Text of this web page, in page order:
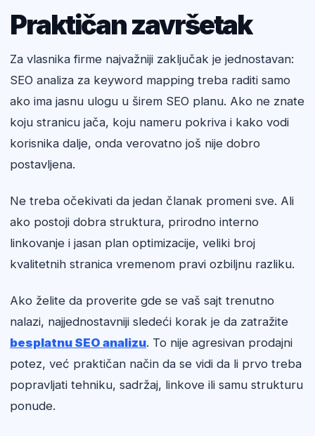
Praktičan završetak
Za vlasnika firme najvažniji zaključak je jednostavan:
SEO analiza za keyword mapping treba raditi samo
ako ima jasnu ulogu u širem SEO planu. Ako ne znate
koju stranicu jača, koju nameru pokriva i kako vodi
korisnika dalje, onda verovatno još nije dobro
postavljena.
Ne treba očekivati da jedan članak promeni sve. Ali
ako postoji dobra struktura, prirodno interno
linkovanje i jasan plan optimizacije, veliki broj
kvalitetnih stranica vremenom pravi ozbiljnu razliku.
Ako želite da proverite gde se vaš sajt trenutno
nalazi, najjednostavniji sledeći korak je da zatražite
besplatnu SEO analizu. To nije agresivan prodajni
potez, već praktičan način da se vidi da li prvo treba
popravljati tehniku, sadržaj, linkove ili samu strukturu
ponude.